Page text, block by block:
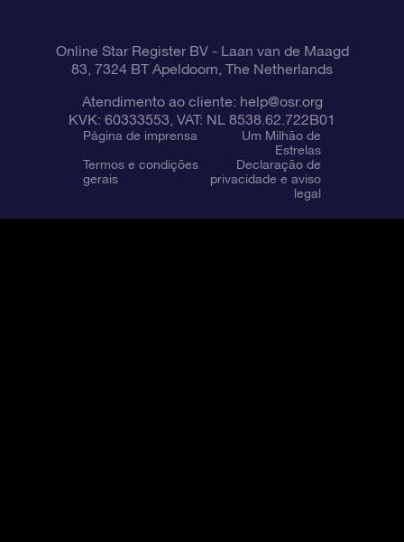
Online Star Register BV- Laan van de Maagd
83, 7324 BT Apeldoorn, The Netherlands
Atendimento ao cliente: help@osr.org
KVK: 60333553, VAT: NL 8538.62.722B01
Página de imprensa
Um Milhão de
Estrelas
Termos e condições
gerais
Declaração de
privacidade e aviso
legal